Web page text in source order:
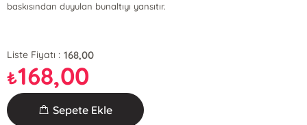
baskısından duyulan bunaltıyı yansıtır.
Liste Fiyatı : 168,00
₺168,00
Sepete Ekle